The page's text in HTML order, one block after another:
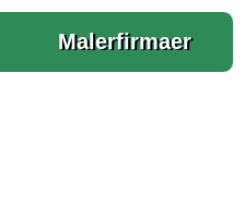
Malerfirmaer